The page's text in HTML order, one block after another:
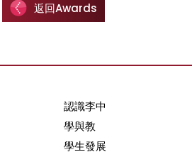
返回Awards
認識李中
學與教
學生發展